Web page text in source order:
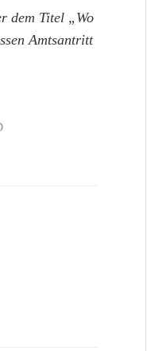
dem Titel „Wo
Amtsantritt